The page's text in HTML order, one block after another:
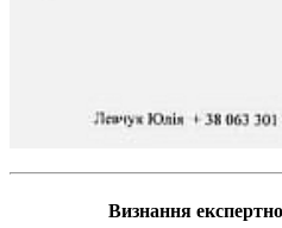
Визнання